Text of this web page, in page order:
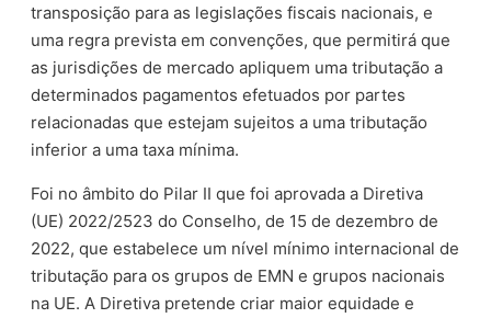
transposição para as legislações fiscais nacionais, e
uma regra prevista em convenções, que permitirá que
as jurisdições de mercado apliquem uma tributação a
determinados pagamentos efetuados por partes
relacionadas que estejam sujeitos a uma tributação
inferior a uma taxa mínima.
Foi no âmbito do Pilar II que foi aprovada a Diretiva
(UE) 2022/2523 do Conselho, de 15 de dezembro de
2022, que estabelece um nível mínimo internacional de
tributação para os grupos de EMN e grupos nacionais
na UE. A Diretiva pretende criar maior equidade e